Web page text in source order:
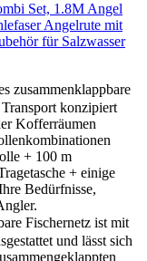
Set, 1.8M Angel
Angelrute mit
für Salzwasser
zusammenklappbare
konzipiert
Kofferräumen
+ 100 m
+ einige
Bedürfnisse,
Fischernetz ist mit
und lässt sich